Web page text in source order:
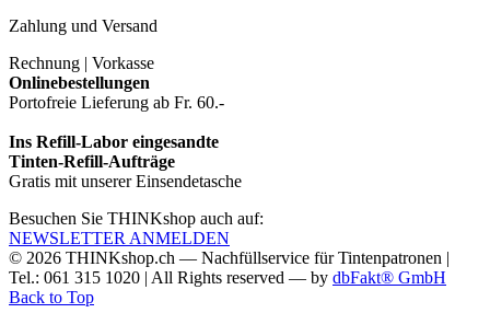
Zahlung und Versand
Rechnung | Vorkasse
Onlinebestellungen
Portofreie Lieferung ab Fr. 60.-
Ins Refill-Labor eingesandte
Tinten-Refill-Aufträge
Gratis mit unserer Einsendetasche
Besuchen Sie THINKshop auch auf:
NEWSLETTER ANMELDEN
© 2026 THINKshop.ch — Nachfüllservice fürTintenpatronen |
Tel.: 061 315 1020 | All Rights reserved — by dbFakt® GmbH
Back to Top